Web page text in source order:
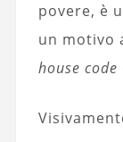
povere, è
un motivo
house code